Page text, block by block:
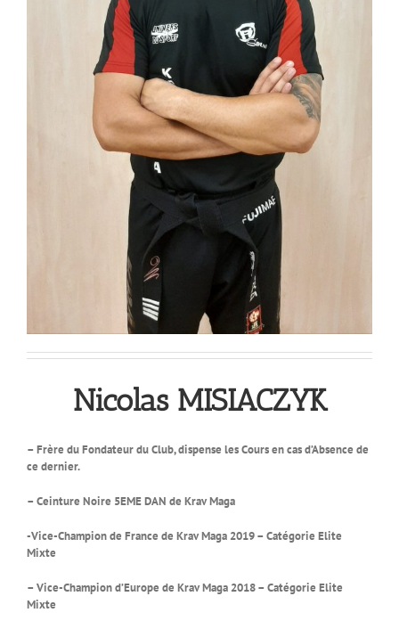
Nicolas MISIACZYK
– Frère du Fondateur du Club, dispense les Cours en cas d’Absence de
ce dernier.
– Ceinture Noire 5EME DAN de Krav Maga
-Vice-Champion de France de Krav Maga 2019 – Catégorie Elite
Mixte
– Vice-Champion d’Europe de Krav Maga 2018 – Catégorie Elite
Mixte